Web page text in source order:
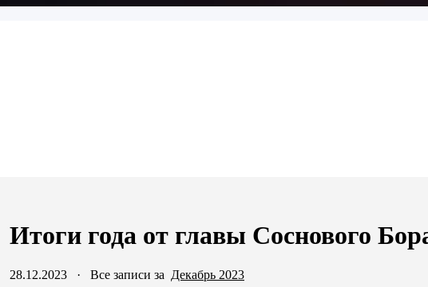
Итоги года от главы Соснового
28.12.2023 · Все записи за Декабрь 2023